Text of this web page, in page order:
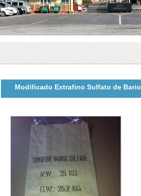
Modificado Extrafino Sulfato de Bario